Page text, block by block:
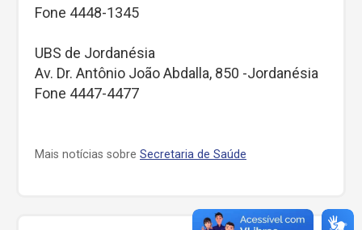
Fone 4448-1345
UBS de Jordanésia
Av. Dr. Antônio João Abdalla, 850 -Jordanésia
Fone 4447-4477
Mais notícias sobre Secretaria de Saúde